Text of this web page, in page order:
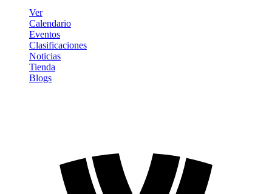
Ver
Calendario
Eventos
Clasificaciones
Noticias
Tienda
Blogs